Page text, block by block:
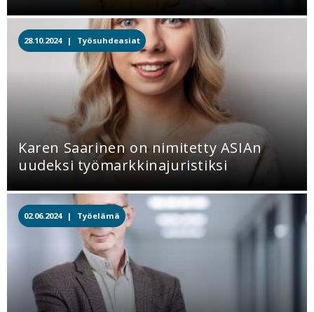
28.10.2024 | Työsuhdeasiat
Karen Saarinen on nimitetty ASIAn
uudeksi työmarkkinajuristiksi
02.06.2024 | Työelämä